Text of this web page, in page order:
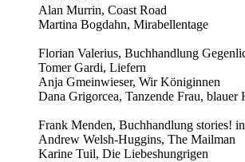
Alan Murrin, Coast Road
Martina Bogdahn, Mirabellentage
Florian Valerius, Buchhandlung
Tomer Gardi, Liefern
Anja Gmeinwieser, Wir Königinnen
Dana Grigorcea, Tanzende Frau, blauer
Frank Menden, Buchhandlung stories!
Andrew Welsh-Huggins, The Mailman
Karine Tuil, Die Liebeshungrigen